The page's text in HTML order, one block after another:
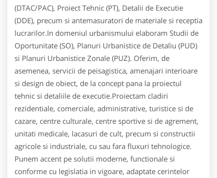
(DTAC/PAC), Proiect Tehnic (PT), Detalii de Executie
(DDE), precum si antemasuratori de materiale si receptia
lucrarilor.In domeniul urbanismului elaboram Studii de
Oportunitate (SO), Planuri Urbanistice de Detaliu (PUD)
si Planuri Urbanistice Zonale (PUZ). Oferim, de
asemenea, servicii de peisagistica, amenajari interioare
si design de obiect, de la concept pana la proiectul
tehnic si detaliile de executie.Proiectam cladiri
rezidentiale, comerciale, administrative, turistice si de
cazare, centre culturale, centre sportive si de agrement,
unitati medicale, lacasuri de cult, precum si constructii
agricole si industriale, cu sau fara fluxuri tehnologice.
Punem accent pe solutii moderne, functionale si
conforme cu legislatia in vigoare, adaptate cerintelor